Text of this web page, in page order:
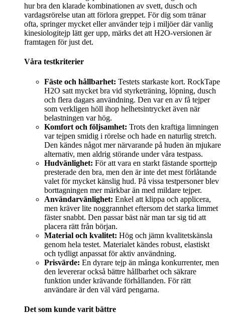
hur bra den klarade kombinationen av svett, dusch och
vardagsrörelse utan att förlora greppet. För dig som tränar
ofta, springer mycket eller använder tejp i miljöer där vanlig
kinesiologitejp lätt ger upp, märks det att H2O-versionen är
framtagen för just det.
Våra testkriterier
Fäste och hållbarhet: Testets starkaste kort. RockTape
H2O satt mycket bra vid styrketräning, löpning, dusch
och flera dagars användning. Den var en av få tejper
som verkligen höll ihop helhetsintrycket även när
belastningen var hög.
Komfort och följsamhet: Trots den kraftiga limningen
var tejpen smidig i rörelse och hade en naturlig stretch.
Den kändes något mer närvarande på huden än mjukare
alternativ, men aldrig störande under våra testpass.
Hudvänlighet: För att vara en starkt fästande sporttejp
presterade den bra, men den är inte det mest förlåtande
valet för mycket känslig hud. På vissa testpersoner blev
borttagningen mer märkbar än med mildare tejper.
Användarvänlighet: Enkel att klippa och applicera,
men kräver lite noggrannhet eftersom det starka limmet
fäster snabbt. Den passar bäst när man tar sig tid att
placera rätt från början.
Material och kvalitet: Hög och jämn kvalitetskänsla
genom hela testet. Materialet kändes robust, elastiskt
och tydligt anpassat för aktiv användning.
Prisvärde: En dyrare tejp än många konkurrenter, men
den levererar också bättre hållbarhet och säkrare
funktion under krävande förhållanden. För rätt
användare är den väl värd pengarna.
Det som kunde varit bättre